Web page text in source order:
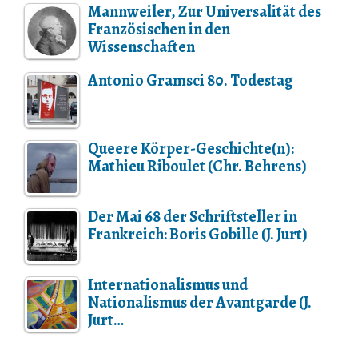
Mannweiler, Zur Universalität des
Französischen in den
Wissenschaften
Antonio Gramsci 80. Todestag
Queere Körper-Geschichte(n):
Mathieu Riboulet (Chr. Behrens)
Der Mai 68 der Schriftsteller in
Frankreich: Boris Gobille (J. Jurt)
Internationalismus und
Nationalismus der Avantgarde (J.
Jurt…